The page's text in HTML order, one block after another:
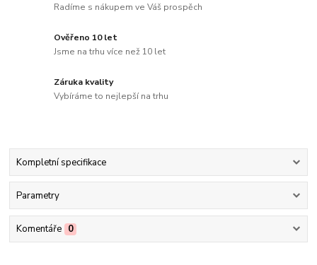
Radíme s nákupem ve Váš prospěch
Ověřeno 10 let
Jsme na trhu více než 10 let
Záruka kvality
Vybíráme to nejlepší na trhu
Kompletní specifikace
Parametry
Komentáře 0